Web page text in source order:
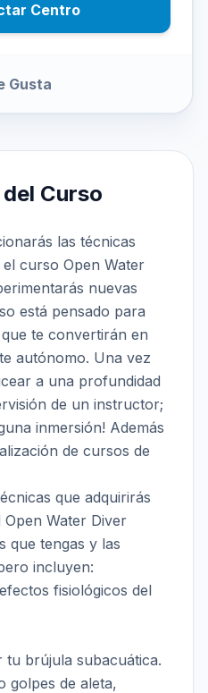
Curso
las técnicas
curso Open Water
nuevas
está pensado para
te convertirán en
autónomo. Una vez
a una profundidad
de un instructor;
inmersión! Además
de cursos de
que adquirirás
Water Diver
que tengas y las
incluyen:
fisiológicos del
tu brújula subacuática.
golpes de aleta,
Centro
Gusta